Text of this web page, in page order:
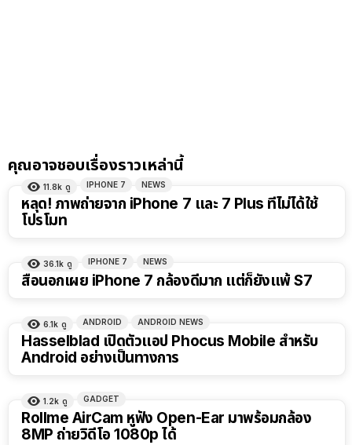
คุณอาจชอบเรื่องราวเหล่านี้
11.8k ดู IPHONE 7 NEWS
หลุด! ภาพถ่ายจาก iPhone 7 และ 7 Plus ที่ไม่ได้ใช้
โปรโมท
36.1k ดู IPHONE 7 NEWS
สื่อนอกเผย iPhone 7 กล้องดีมาก แต่ก็ยังแพ้ S7
6.1k ดู ANDROID ANDROID NEWS
Hasselblad เปิดตัวแอป Phocus Mobile สำหรับ
Android อย่างเป็นทางการ
1.2k ดู GADGET
Rollme AirCam หูฟัง Open-Ear มาพร้อมกล้อง
8MP ถ่ายวิดีโอ 1080p ได้